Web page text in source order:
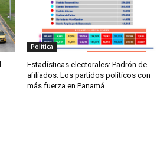
Política
Estadísticas electorales: Padrón de
afiliados: Los partidos políticos con
más fuerza en Panamá